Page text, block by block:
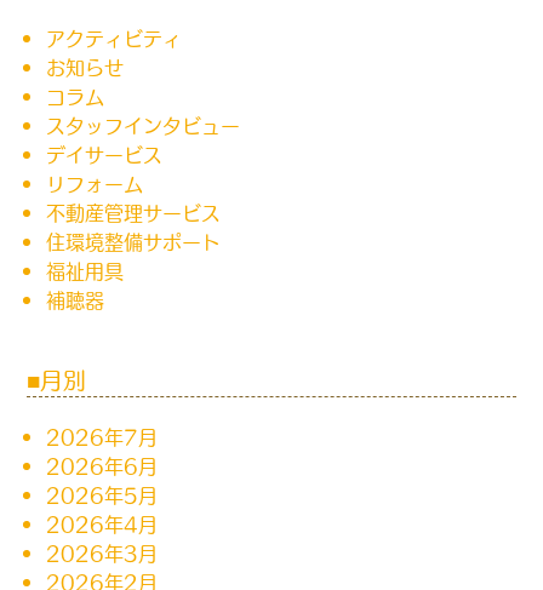
アクティビティ
お知らせ
コラム
スタッフインタビュー
デイサービス
リフォーム
不動産管理サービス
住環境整備サポート
福祉用具
補聴器
月別
2026年7月
2026年6月
2026年5月
2026年4月
2026年3月
2026年2月